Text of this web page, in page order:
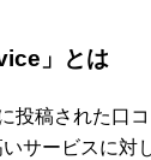
」とは
投稿された口
サービスに対